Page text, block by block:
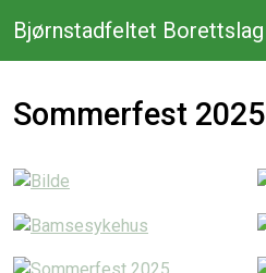
Bjørnstadfeltet Borettslag
Sommerfest 2025